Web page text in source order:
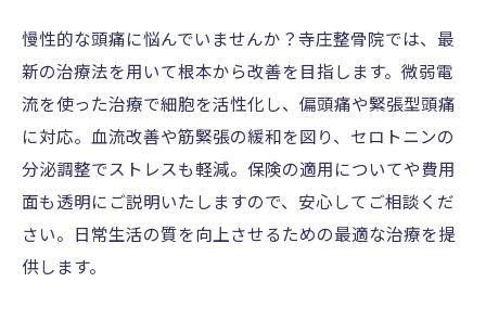
慢性的な頭痛に悩んでいませんか？寺庄整骨院では、最
新の治療法を用いて根本から改善を目指します。微弱電
流を使った治療で細胞を活性化し、偏頭痛や緊張型頭痛
に対応。血流改善や筋緊張の緩和を図り、セロトニンの
分泌調整でストレスも軽減。保険の適用についてや費用
面も透明にご説明いたしますので、安心してご相談くだ
さい。日常生活の質を向上させるための最適な治療を提
供します。